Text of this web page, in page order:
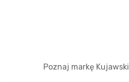
Poznaj markę Kujawski